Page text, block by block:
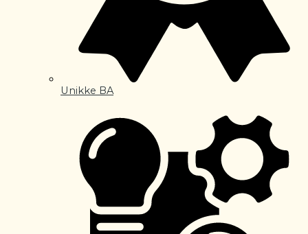
Unikke BA